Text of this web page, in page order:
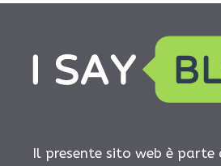
Il presente sito web è parte